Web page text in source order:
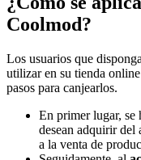
Coolmod?
Los usuarios que
utilizar en su tienda
pasos para canjearlos.
En primer lugar, se
desean adquirir del
a la venta de